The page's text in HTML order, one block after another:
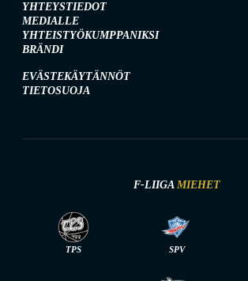
YHTEYSTIEDOT
MEDIALLE
YHTEISTYÖKUMPPANIKSI
BRÄNDI
EVÄSTEKÄYTÄNNÖT
TIETOSUOJA
F-LIIGA MIEHET
TPS SPV